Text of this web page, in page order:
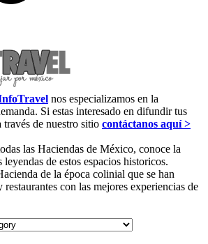
nos especializamos en la
Si estas interesado en difundir tus
de nuestro sitio contáctanos aquí >
las Haciendas de México, conoce la
de estos espacios historicos.
de la época colinial que se han
con las mejores experiencias de